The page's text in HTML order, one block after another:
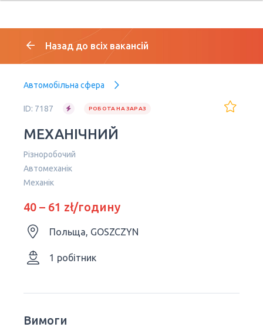
Назад до всіх вакансій
Автомобільна сфера
ID: 7187 РОБОТА НА ЗАРАЗ
МЕХАНІЧНИЙ
Різноробочий
Автомеханік
Механік
40 – 61 zł/годину
Польща, GOSZCZYN
1 робітник
Вимоги